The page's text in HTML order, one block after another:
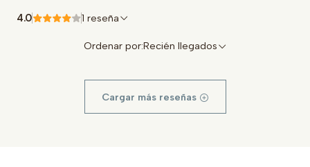
4.0 1 reseña
Ordenar por:Recién llegados
Cargar más reseñas